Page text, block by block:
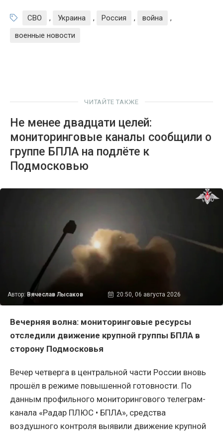
СВО , Украина , Россия , война
,
военные новости
ЧИТАЙТЕ ТАКЖЕ
Не менее двадцати целей:
мониторинговые каналы сообщили о
группе БПЛА на подлёте к
Подмосковью
Автор: Вячеслав Лысаков 20:50, 06 августа 2026
Вечерняя волна: мониторинговые ресурсы
отследили движение крупной группы БПЛА в
сторону Подмосковья
Вечер четверга в центральной части России вновь
прошёл в режиме повышенной готовности. По
данным профильного мониторингового телеграм-
канала «Радар ПЛЮС • БПЛА», средства
воздушного контроля выявили движение крупной